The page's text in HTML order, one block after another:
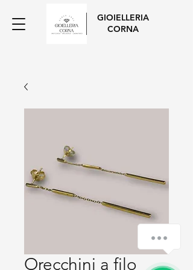
GIOIELLERIA
CORNA
Orecchini a filo